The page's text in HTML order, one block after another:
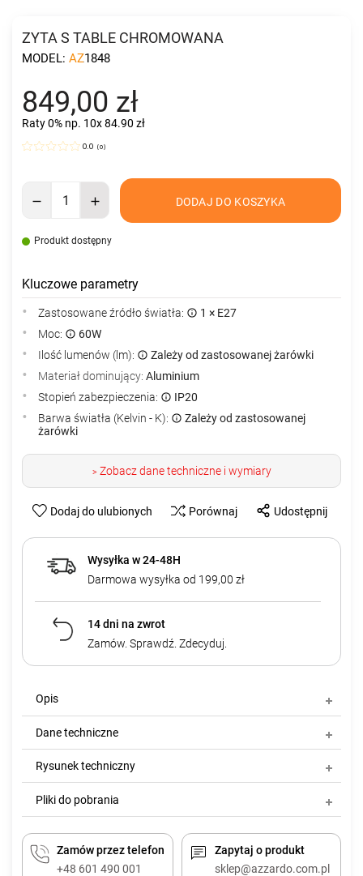
ZYTA S TABLE CHROMOWANA
MODEL: AZ1848
849,00 zł
Raty 0% np. 10x 84.90 zł
0.0 (0)
DODAJ DO KOSZYKA
Produkt dostępny
Kluczowe parametry
Zastosowane źródło światła:
1 × E27
Moc:
60W
Ilość lumenów (lm):
Zależy od zastosowanej żarówki
Materiał dominujący: Aluminium
Stopień zabezpieczenia:
IP20
Barwa światła (Kelvin - K):
Zależy od zastosowanej
żarówki
>Zobacz dane techniczne i wymiary
Dodaj do ulubionych Porównaj Udostępnij
Wysyłka w 24-48H
Darmowa wysyłka od 199,00 zł
14 dni na zwrot
Zamów. Sprawdź. Zdecyduj.
Opis
Dane techniczne
Rysunek techniczny
Pliki do pobrania
Zamów przez telefon
+48 601 490 001
Zapytaj o produkt
sklep@azzardo.com.pl